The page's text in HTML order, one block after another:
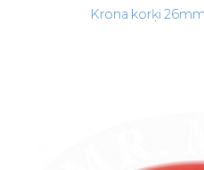
Krona korķi